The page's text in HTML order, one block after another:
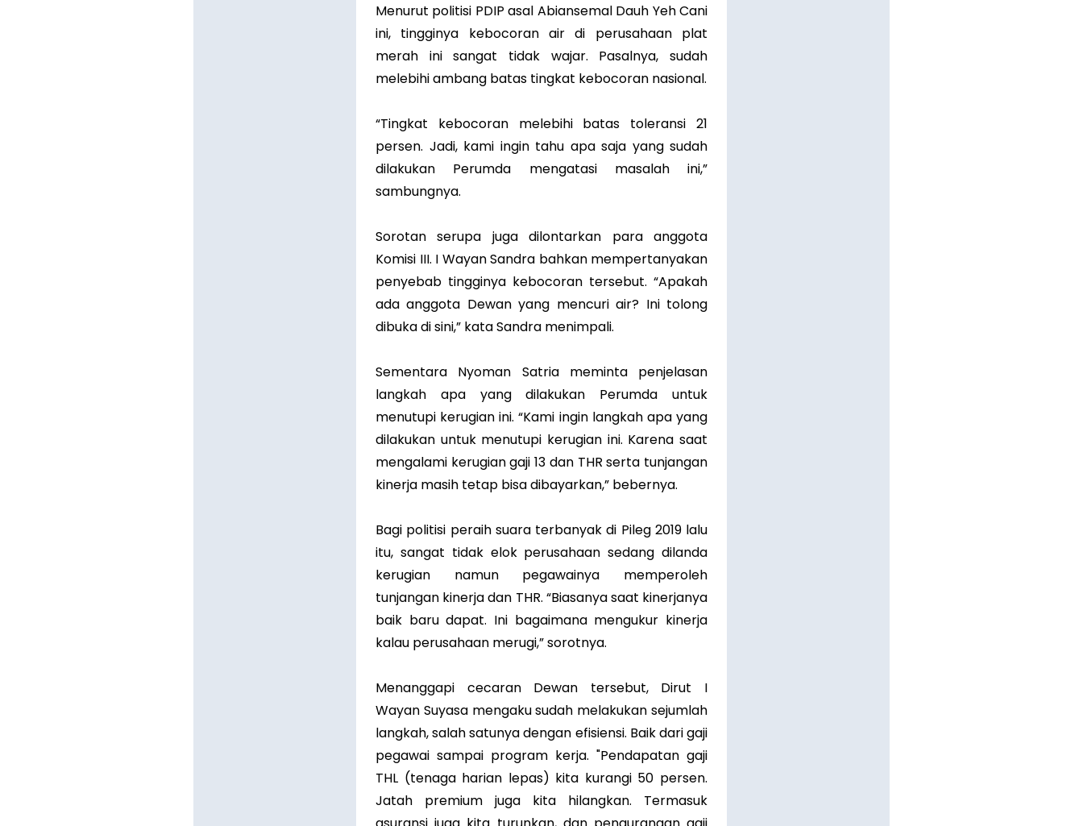
Menurut politisi PDIP asal Abiansemal Dauh Yeh Cani
ini, tingginya kebocoran air di perusahaan plat
merah ini sangat tidak wajar. Pasalnya, sudah
melebihi ambang batas tingkat kebocoran nasional.
“Tingkat kebocoran melebihi batas toleransi 21
persen. Jadi, kami ingin tahu apa saja yang sudah
dilakukan Perumda mengatasi masalah ini,”
sambungnya.
Sorotan serupa juga dilontarkan para anggota
Komisi III. I Wayan Sandra bahkan mempertanyakan
penyebab tingginya kebocoran tersebut. “Apakah
ada anggota Dewan yang mencuri air? Ini tolong
dibuka di sini,” kata Sandra menimpali.
Sementara Nyoman Satria meminta penjelasan
langkah apa yang dilakukan Perumda untuk
menutupi kerugian ini. “Kami ingin langkah apa yang
dilakukan untuk menutupi kerugian ini. Karena saat
mengalami kerugian gaji 13 dan THR serta tunjangan
kinerja masih tetap bisa dibayarkan,” bebernya.
Bagi politisi peraih suara terbanyak di Pileg 2019 lalu
itu, sangat tidak elok perusahaan sedang dilanda
kerugian namun pegawainya memperoleh
tunjangan kinerja dan THR. “Biasanya saat kinerjanya
baik baru dapat. Ini bagaimana mengukur kinerja
kalau perusahaan merugi,” sorotnya.
Menanggapi cecaran Dewan tersebut, Dirut I
Wayan Suyasa mengaku sudah melakukan sejumlah
langkah, salah satunya dengan efisiensi. Baik dari gaji
pegawai sampai program kerja. "Pendapatan gaji
THL (tenaga harian lepas) kita kurangi 50 persen.
Jatah premium juga kita hilangkan. Termasuk